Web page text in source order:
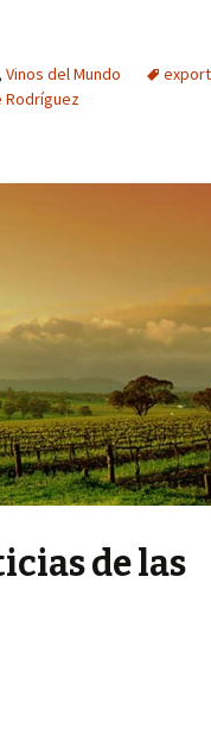
, Vinos del Mundo
Rodríguez
de las